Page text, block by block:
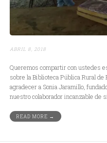
ABRIL 8, 2018
Queremos compartir con ustedes
sobre la Biblioteca Pública Rural
agradecer a Sonia Jaramillo,
nuestro colaborador incanzable de
READ MORE →